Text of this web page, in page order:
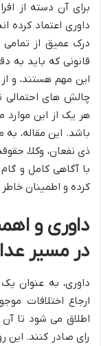
برای آن دسته از
داوری اعتماد کرده
درک عمیق از
قانونی که باید به
این مهم هستند، و
چالش های احتمالی
هر یک از این موارد
باشد. این مقاله،
ذی نفعان، وکلا،
با آگاهی کامل و گام
کرده و اطمینان
داوری و
در مسیر
داوری، به عنوان
ارجاع اختلافات
اطلاق می شود تا
رای صادر کنند. این